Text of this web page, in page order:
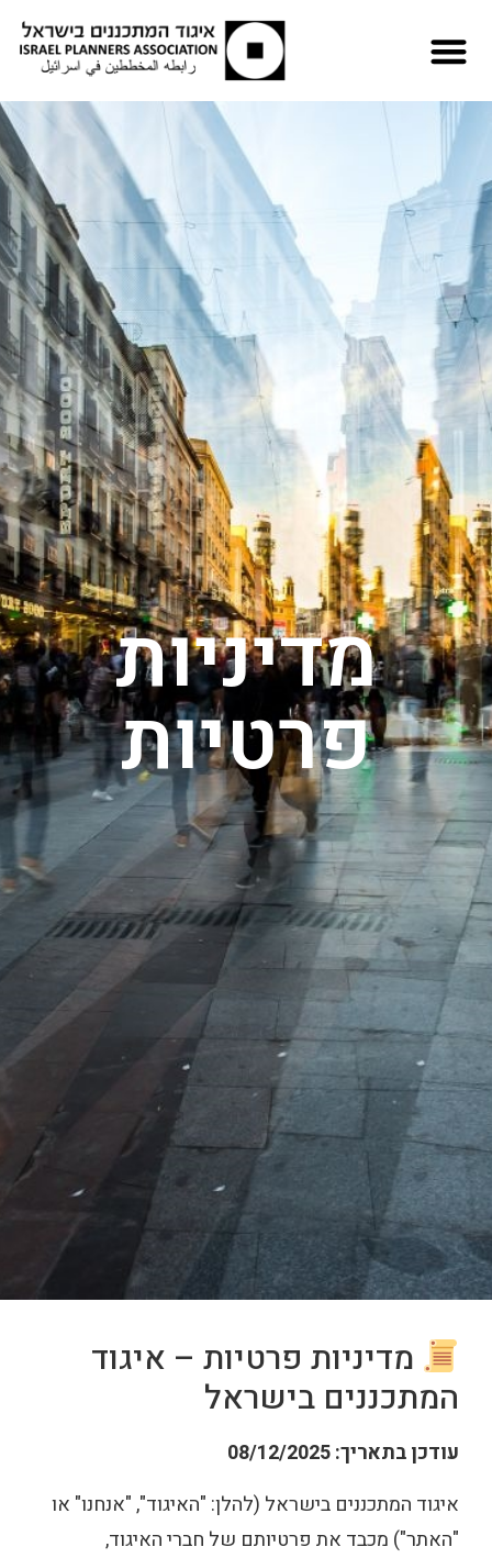
מדיניות
פרטיות
מדיניות פרטיות – איגוד
המתכננים בישראל
עודכן בתאריך: 08/12/2025
איגוד המתכננים בישראל (להלן: "האיגוד", "אנחנו" או
"האתר") מכבד את פרטיותם של חברי האיגוד,